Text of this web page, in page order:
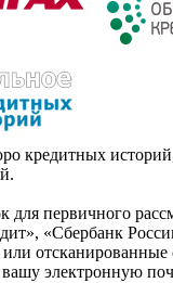
кредитных
первичного
«Сбербанк
электронную